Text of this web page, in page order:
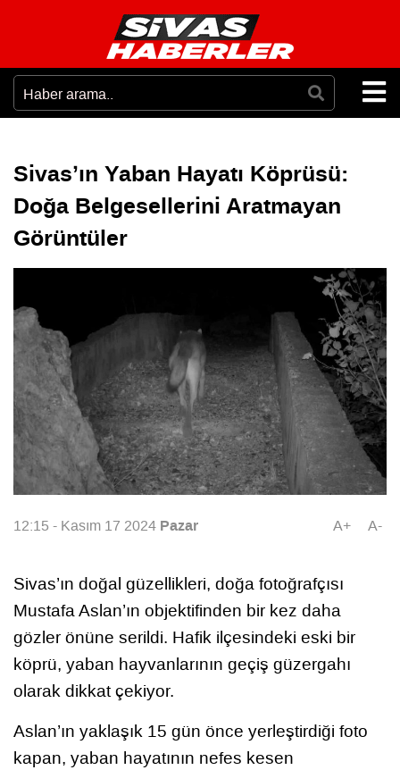
Sivas’ın Yaban Hayatı Köprüsü:
Doğa Belgesellerini Aratmayan
Görüntüler
12:15 - Kasım 17 2024 Pazar A+ A-
Sivas’ın doğal güzellikleri, doğa fotoğrafçısı
Mustafa Aslan’ın objektifinden bir kez daha
gözler önüne serildi. Hafik ilçesindeki eski bir
köprü, yaban hayvanlarının geçiş güzergahı
olarak dikkat çekiyor.
Aslan’ın yaklaşık 15 gün önce yerleştirdiği foto
kapan, yaban hayatının nefes kesen